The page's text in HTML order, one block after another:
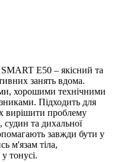
E50 – якісний та
занять вдома.
хорошими технічними
Підходить для
вирішити проблему
судин та дихальної
завжди бути у
м'язам тіла,
тонусі.